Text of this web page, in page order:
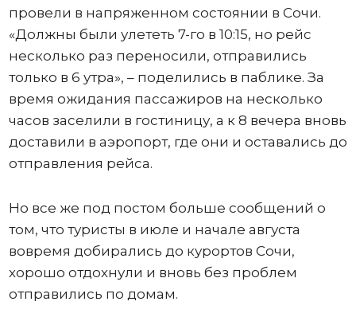
провели в напряженном состоянии в Сочи.
«Должны были улететь 7-го в 10:15, но рейс
несколько раз переносили, отправились
только в 6 утра», – поделились в паблике. За
время ожидания пассажиров на несколько
часов заселили в гостиницу, а к 8 вечера вновь
доставили в аэропорт, где они и оставались до
отправления рейса.
Но все же под постом больше сообщений о
том, что туристы в июле и начале августа
вовремя добирались до курортов Сочи,
хорошо отдохнули и вновь без проблем
отправились по домам.